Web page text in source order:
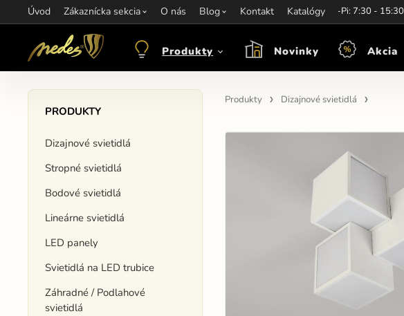
Úvod Zákaznícka sekcia O nás Blog Kontakt Katalógy
Informácie:info@nedes.sk Kontakt:+421 907 263 473Otváracie hodiny: Po-Pi: 7:30 - 15:30
Produkty Novinky Akcia
PRODUKTY
Dizajnové svietidlá
Stropné svietidlá
Bodové svietidlá
Lineárne svietidlá
LED panely
Svietidlá na LED trubice
Záhradné / Podlahové
svietidlá
Produkty Dizajnové svietidlá